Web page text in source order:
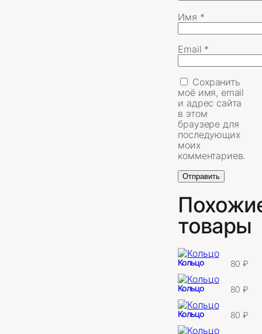
Имя *
Email *
Сохранить
моё имя, email
и адрес сайта
в этом
браузере для
последующих
моих
комментариев.
товары
Кольцо 80₽
Кольцо 80₽
Кольцо 80₽